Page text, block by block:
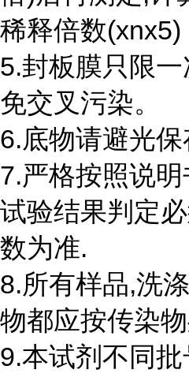
稀释倍数(xnx5)
5.封板膜只限
免交叉污染。
6.底物请避光保
7.严格按照说
试验结果判定
数为准.
8.所有样品,洗
物都应按传染物
9.本试剂不同